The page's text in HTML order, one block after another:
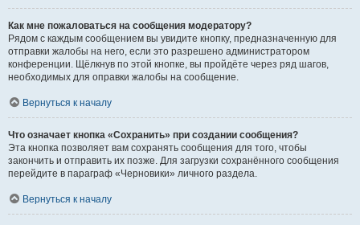
Как мне пожаловаться на сообщения модератору?
Рядом с каждым сообщением вы увидите кнопку, предназначенную для
отправки жалобы на него, если это разрешено администратором
конференции. Щёлкнув по этой кнопке, вы пройдёте через ряд шагов,
необходимых для оправки жалобы на сообщение.
Вернуться к началу
Что означает кнопка «Сохранить» при создании сообщения?
Эта кнопка позволяет вам сохранять сообщения для того, чтобы
закончить и отправить их позже. Для загрузки сохранённого сообщения
перейдите в параграф «Черновики» личного раздела.
Вернуться к началу